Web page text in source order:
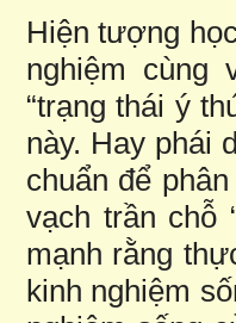
Hiện tượng
nghiệm cùng
“trạng thái ý
này. Hay phái
chuẩn để
vạch trần chỗ
mạnh rằng
kinh nghiệm